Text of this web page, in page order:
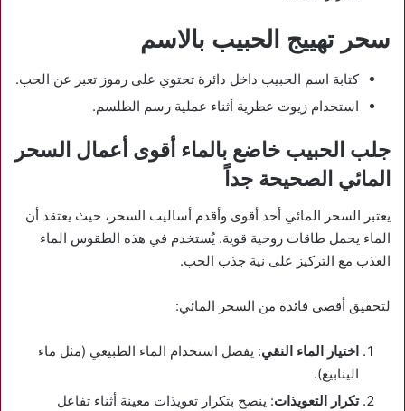
سحر تهييج الحبيب بالاسم
كتابة اسم الحبيب داخل دائرة تحتوي على رموز تعبر عن الحب.
استخدام زيوت عطرية أثناء عملية رسم الطلسم.
جلب الحبيب خاضع بالماء أقوى أعمال السحر
المائي الصحيحة جداً
يعتبر السحر المائي أحد أقوى وأقدم أساليب السحر، حيث يعتقد أن
الماء يحمل طاقات روحية قوية. يُستخدم في هذه الطقوس الماء
العذب مع التركيز على نية جذب الحب.
لتحقيق أقصى فائدة من السحر المائي:
اختيار الماء النقي: يفضل استخدام الماء الطبيعي (مثل ماء
الينابيع).
تكرار التعويذات: ينصح بتكرار تعويذات معينة أثناء تفاعل